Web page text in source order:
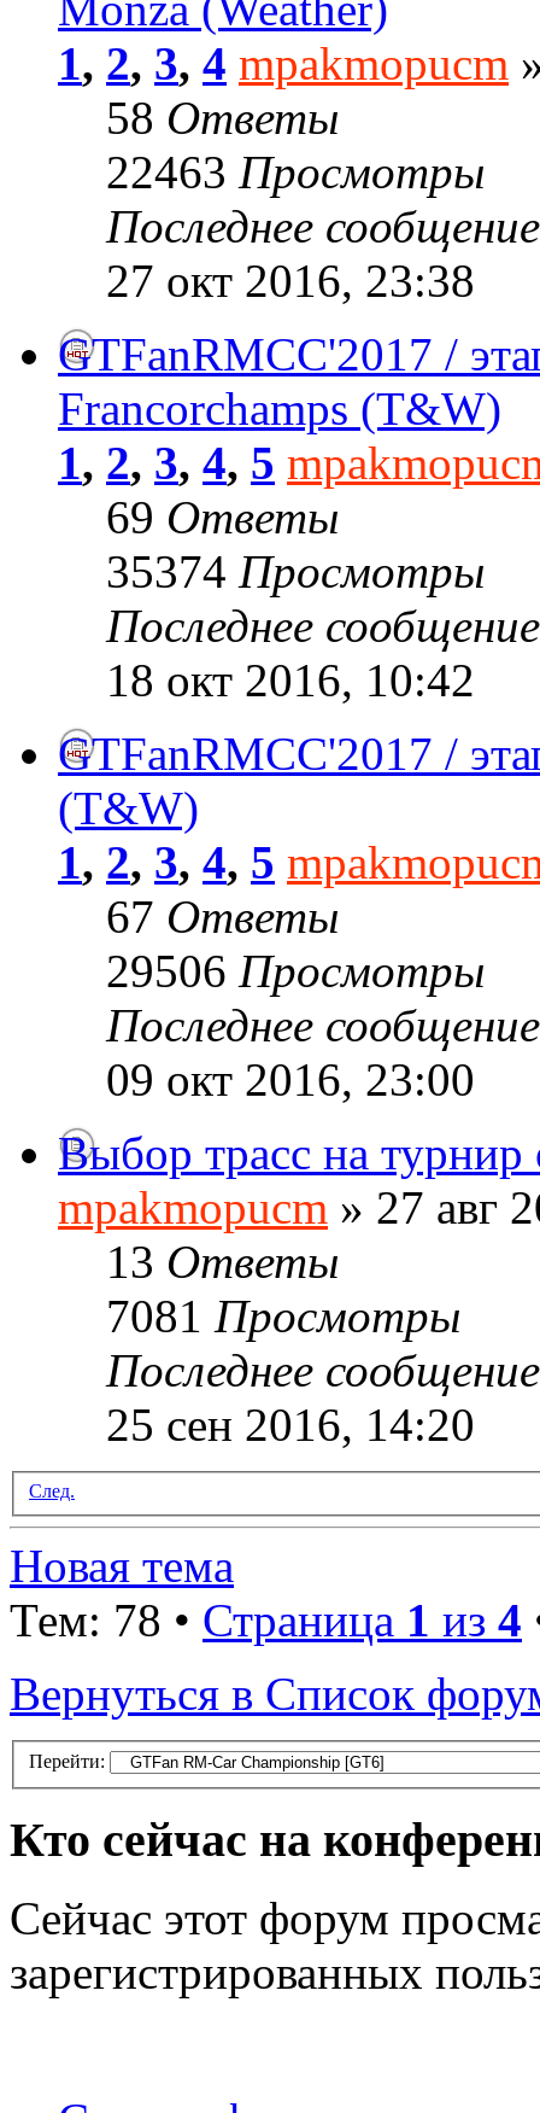
1, 2, 3, 4 mpakmopucm
58 Ответы
22463 Просмотры
Последнее
27 окт 2016, 23:38
GTFanRMCC'2017 /
Francorchamps (T&W)
1, 2, 3, 4, 5
69 Ответы
35374 Просмотры
Последнее
18 окт 2016, 10:42
GTFanRMCC'2017 /
(T&W)
1, 2, 3, 4, 5
67 Ответы
29506 Просмотры
Последнее
09 окт 2016, 23:00
Выбор трасс на турнир
mpakmopucm » 27 авг
13 Ответы
7081 Просмотры
Последнее
25 сен 2016, 14:20
След.
Новая тема
Тем: 78 • Страница 1 из 4
Вернуться в Список
Перейти:
Кто сейчас на
Сейчас этот форум
зарегистрированных